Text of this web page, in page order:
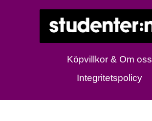
Köpvillkor & Om oss
Integritetspolicy